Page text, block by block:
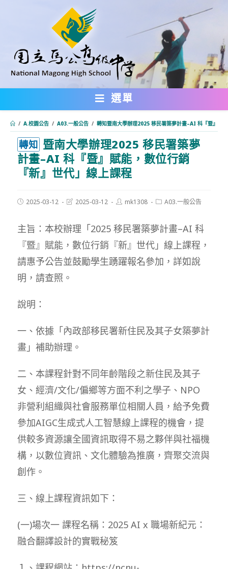
內
選單
/ A.校園公告 / A03.一般公告 / 轉知暨南大學辦理2025 移民署築夢計畫–AI 科『暨』賦
轉知 暨南大學辦理2025 移民署築夢
計畫–AI 科『暨』賦能，數位行銷
『新』世代」線上課程
Post2025-03-12
Post2025-03-12
Postmk1308
PostA03.一般公告
主旨：本校辦理「2025 移民署築夢計畫–AI 科
『暨』賦能，數位行銷『新』世代」線上課程，
請惠予公告並鼓勵學生踴躍報名參加，詳如說
明，請查照。
說明：
一、依據「內政部移民署新住民及其子女築夢計
畫」補助辦理。
二、本課程針對不同年齡階段之新住民及其子
女、經濟/文化/偏鄉等方面不利之學子、NPO
非營利組織與社會服務單位相關人員，給予免費
參加AIGC生成式人工智慧線上課程的機會，提
供較多資源讓全國資訊取得不易之夥伴與社福機
構，以數位資訊、文化體驗為推廣，齊聚交流與
創作。
三、線上課程資訊如下：
(一)場次一 課程名稱：2025 AI x 職場新紀元：
融合翻譯設計的實戰秘笈